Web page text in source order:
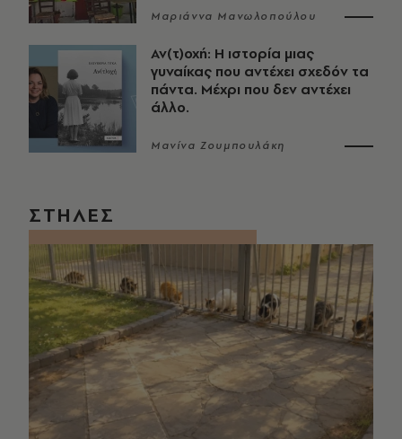
Μαριάννα Μανωλοπούλου
Αν(τ)οχή: Η ιστορία μιας
γυναίκας που αντέχει σχεδόν τα
πάντα. Μέχρι που δεν αντέχει
άλλο.
Μανίνα Ζουμπουλάκη
ΣΤΗΛΕΣ